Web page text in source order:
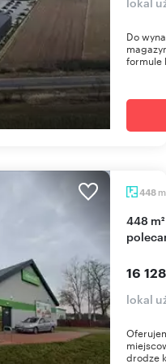
Do
formule
448 m
448 m² w Karniewie z dużym parkingiem -
16
lokal
drodze